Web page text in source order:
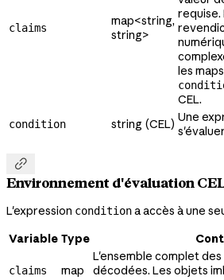
claims
map<string,
string>
requise.
les
CEL.
condition string (CEL) Une

Environnement d'évaluation
L'expression conditiona accès à une
Variable Type
claims map
L'ensemble complet
décodées. Les objets